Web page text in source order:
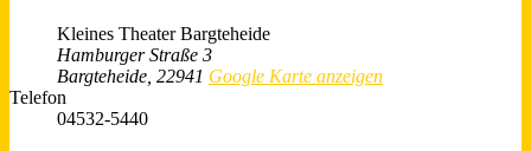
Kleines Theater Bargteheide
Hamburger Straße 3
Bargteheide 22941 Google Karte anzeigen
Telefon
04532-5440